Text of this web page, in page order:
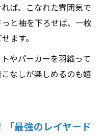
ば、こなれた雰囲気で
と袖を下ろせば、一枚
ます。
やパーカーを羽織って
なしが楽しめるのも嬉
最強のレイヤード